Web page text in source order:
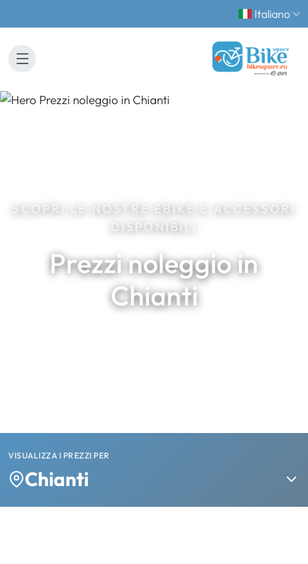
Italiano
SCOPRI LE NOSTRE EBIKE E ACCESSORI
DISPONIBILI
Prezzi noleggio in
Chianti
VISUALIZZA I PREZZI PER
Chianti